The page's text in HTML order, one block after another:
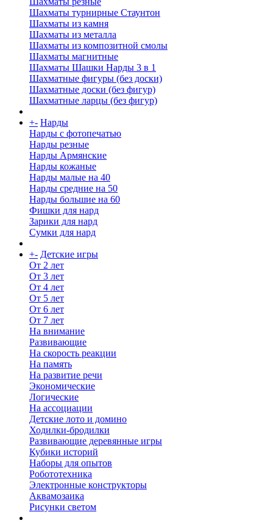
Шахматы турнирные Стаунтон
Шахматы из камня
Шахматы из металла
Шахматы из композитной смолы
Шахматы магнитные
Шахматы Шашки Нарды 3 в 1
Шахматные фигуры (без доски)
Шахматные доски (без фигур)
Шахматные ларцы (без фигур)
+- Нарды
Нарды с фотопечатью
Нарды резные
Нарды Армянские
Нарды кожаные
Нарды малые на 40
Нарды средние на 50
Нарды большие на 60
Фишки для нард
Зарики для нард
Сумки для нард
+- Детские игры
От 2 лет
От 3 лет
От 4 лет
От 5 лет
От 6 лет
От 7 лет
На внимание
Развивающие
На скорость реакции
На память
На развитие речи
Экономические
Логические
На ассоциации
Детские лото и домино
Ходилки-бродилки
Развивающие деревянные игры
Кубики историй
Наборы для опытов
Робототехника
Электронные конструкторы
Аквамозаика
Рисунки светом